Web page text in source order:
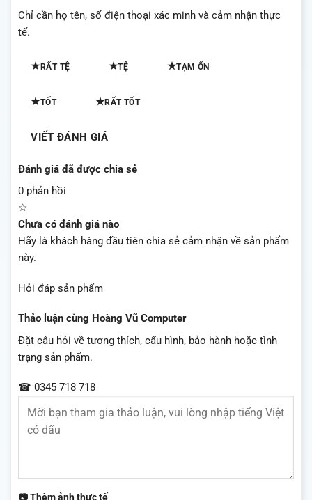
Chỉ cần họ tên, số điện thoại xác minh và cảm nhận thực
tế.
★RẤT TỆ ★TỆ ★TẠM ỔN
★TỐT ★RẤT TỐT
VIẾT ĐÁNH GIÁ
Đánh giá đã được chia sẻ
0 phản hồi
☆
Chưa có đánh giá nào
Hãy là khách hàng đầu tiên chia sẻ cảm nhận về sản phẩm
này.
Hỏi đáp sản phẩm
Thảo luận cùng Hoàng Vũ Computer
Đặt câu hỏi về tương thích, cấu hình, bảo hành hoặc tình
trạng sản phẩm.
☎ 0345 718 718
📷 Thêm ảnh thực tế